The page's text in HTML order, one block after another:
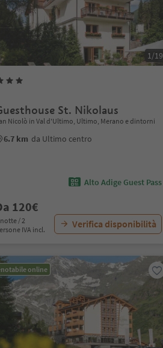
1/19
St. Nikolaus
Nicolò in Val d'Ultimo, Ultimo, Merano e dintorni
6.7 km da Ultimo centro
Alto Adige Guest Pass
120€
/ 2
IVA incl.
Verifica disponibilità
online